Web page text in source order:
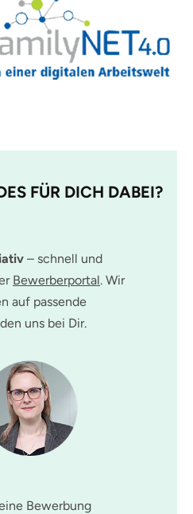
FÜR DICH DABEI?
– schnell und
Bewerberportal. Wir
auf passende
uns bei Dir.
Bewerbung